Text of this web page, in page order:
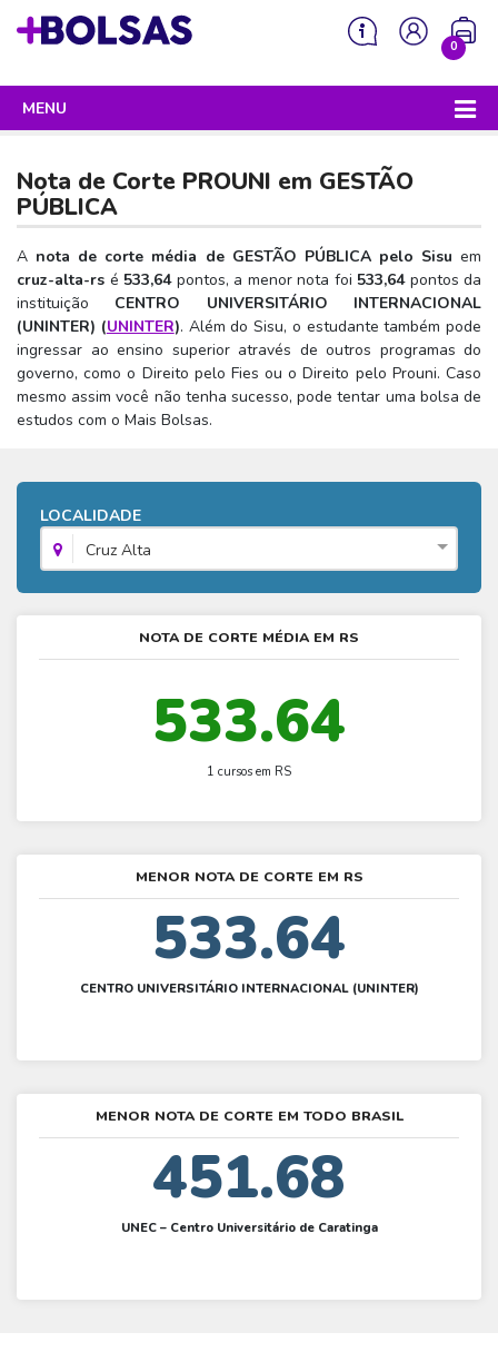
0
Sua mochila está vazia!
MENU
ENEM
Enem 2026 - Tudo o que você precisa saber
Enem – O que é
Enem – Quem pode fazer
Enem – Para que serve
Enem – Como se preparar
Enem – Cartilha redação
Hora do Enem – O que é
Enem – Gabarito oficial
SISU
Sisu 2026 – Tudo o que você precisa saber
SISU – O que é
SISU – Quem pode participar
SISU – Como se inscrever
SISU – Universidades participantes
SISU - Simulador
PROUNI
Prouni 2026 – Tudo o que você precisa saber
Prouni – O que é
Prouni – Quem pode participar
Prouni – Lista de espera
Prouni - Universidades participantes
Prouni – Simulador
FIES
Fies e P-Fies 2026 – Tudo o que você precisa saber
Fies – O que é
Fies – Como fazer a inscrição
Fies e Prouni – Diferença
Fies - Simulador
PRONATEC
SISUTEC
ENARE
Nota de Corte PROUNI em GESTÃO
PÚBLICA
A nota de corte média de GESTÃO PÚBLICA pelo Sisu em
cruz-alta-rs é 533,64pontos, a menor nota foi 533,64pontos da
instituição CENTRO UNIVERSITÁRIO INTERNACIONAL
(UNINTER) (UNINTER). Além do Sisu, o estudante também pode
ingressar ao ensino superior através de outros programas do
governo, como o Direito pelo Fies ou o Direito pelo Prouni. Caso
mesmo assim você não tenha sucesso, pode tentar uma bolsa de
estudos com o Mais Bolsas.
LOCALIDADE
Cruz Alta
NOTA DE CORTE MÉDIA EM RS
533.64
1 cursos em RS
MENOR NOTA DE CORTE EM RS
533.64
CENTRO UNIVERSITÁRIO INTERNACIONAL (UNINTER)
MENOR NOTA DE CORTE EM TODO BRASIL
451.68
UNEC – Centro Universitário de Caratinga